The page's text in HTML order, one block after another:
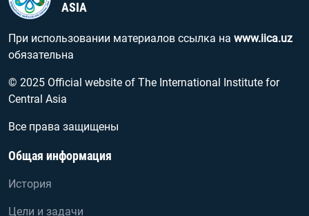
ASIA
При использовании материалов ссылка на www.iica.uz
обязательна
© 2025 Official website of The International Institute for
Central Asia
Все права защищены
Общая информация
История
Цели и задачи